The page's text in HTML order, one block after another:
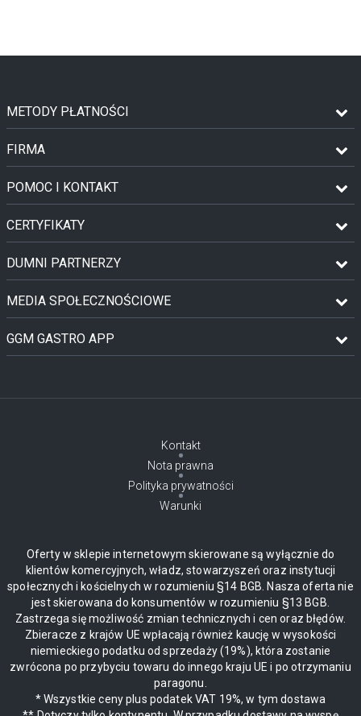
METODY PŁATNOŚCI
FIRMA
POMOC I KONTAKT
CERTYFIKATY
DUMNI PARTNERZY
MEDIA SPOŁECZNOŚCIOWE
GGM GASTRO APP
Kontakt
Nota prawna
Polityka prywatności
Warunki
Oferty w sklepie internetowym skierowane są wyłącznie do
klientów komercyjnych, władz, stowarzyszeń oraz instytucji
społecznych i kościelnych w rozumieniu §14 BGB. Nasza oferta nie
jest skierowana do konsumentów w rozumieniu §13 BGB.
Zastrzega się możliwość zmian technicznych i cen oraz błędów.
Zbieracze z krajów UE wpłacają również kaucję w wysokości
niemieckiego podatku od sprzedaży (19%), która zostanie
zwrócona po przybyciu towaru do innego kraju UE i po otrzymaniu
paragonu.
* Wszystkie ceny plus podatek VAT 19%, w tym dostawa